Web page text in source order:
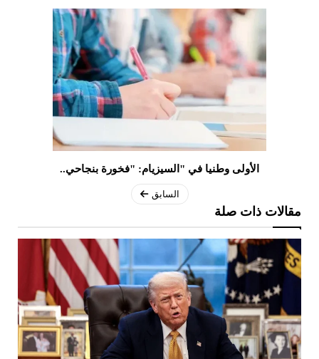
الأولى وطنيا في "السيزيام: "فخورة بنجاحي..
السابق
مقالات ذات صلة